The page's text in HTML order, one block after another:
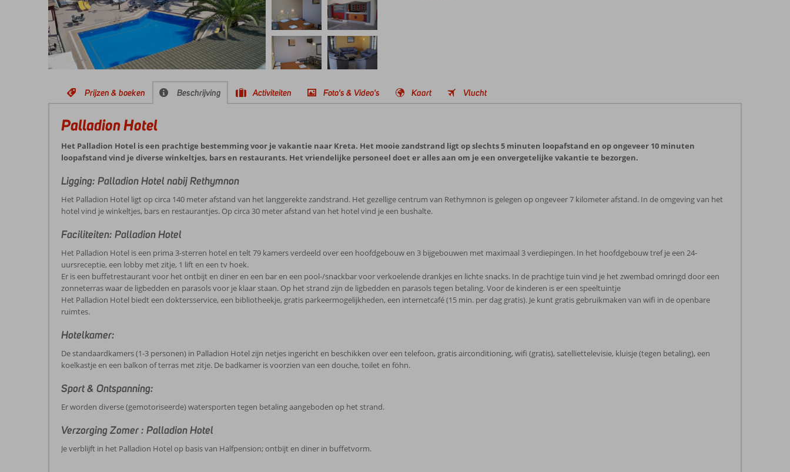
Prijzen & boeken Beschrijving Activiteiten Foto's & Video's Kaart Vlucht
Palladion Hotel
Het Palladion Hotel is een prachtige bestemming voor je vakantie naar Kreta. Het mooie zandstrand ligt op slechts 5 minuten loopafstand en op ongeveer 10 minuten
loopafstand vind je diverse winkeltjes, bars en restaurants. Het vriendelijke personeel doet er alles aan om je een onvergetelijke vakantie te bezorgen.
Ligging: Palladion Hotel nabij Rethymnon
Het Palladion Hotel ligt op circa 140 meter afstand van het langgerekte zandstrand. Het gezellige centrum van Rethymnon is gelegen op ongeveer 7 kilometer afstand. In de omgeving van het
hotel vind je winkeltjes, bars en restaurantjes. Op circa 30 meter afstand van het hotel vind je een bushalte.
Faciliteiten: Palladion Hotel
Het Palladion Hotel is een prima 3-sterren hotel en telt 79 kamers verdeeld over een hoofdgebouw en 3 bijgebouwen met maximaal 3 verdiepingen. In het hoofdgebouw tref je een 24-
uursreceptie, een lobby met zitje, 1 lift en een tv hoek.
Er is een buffetrestaurant voor het ontbijt en diner en een bar en een pool-/snackbar voor verkoelende drankjes en lichte snacks. In de prachtige tuin vind je het zwembad omringd door een
zonneterras waar de ligbedden en parasols voor je klaar staan. Op het strand zijn de ligbedden en parasols tegen betaling. Voor de kinderen is er een speeltuintje
Het Palladion Hotel biedt een doktersservice, een bibliotheekje, gratis parkeermogelijkheden, een internetcafé (15 min. per dag gratis). Je kunt gratis gebruikmaken van wifi in de openbare
ruimtes.
Hotelkamer:
De standaardkamers (1-3 personen) in Palladion Hotel zijn netjes ingericht en beschikken over een telefoon, gratis airconditioning, wifi (gratis), satelliettelevisie, kluisje (tegen betaling), een
koelkastje en een balkon of terras met zitje. De badkamer is voorzien van een douche, toilet en föhn.
Sport & Ontspanning:
Er worden diverse (gemotoriseerde) watersporten tegen betaling aangeboden op het strand.
Verzorging Zomer : Palladion Hotel
Je verblijft in het Palladion Hotel op basis van Halfpension; ontbijt en diner in buffetvorm.